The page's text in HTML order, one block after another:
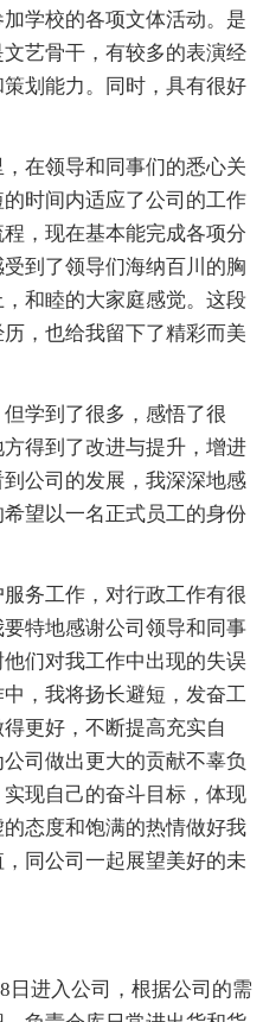
学校的各项文体活动。是
艺骨干，有较多的表演经
划能力。同时，具有很好
在领导和同事们的悉心关
时间内适应了公司的工作
，现在基本能完成各项分
到了领导们海纳百川的胸
和睦的大家庭感觉。这段
，也给我留下了精彩而美
学到了很多，感悟了很
得到了改进与提升，增进
公司的发展，我深深地感
望以一名正式员工的身份
务工作，对行政工作有很
特地感谢公司领导和同事
们对我工作中出现的失误
，我将扬长避短，发奋工
更好，不断提高充实自
司做出更大的贡献不辜负
现自己的奋斗目标，体现
态度和饱满的热情做好我
同公司一起展望美好的未
日进入公司，根据公司的需